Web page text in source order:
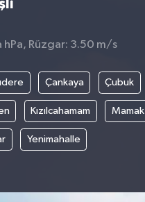
hPa, Rüzgar: 3.50 m/s
Çankaya Çubuk
Kızılcahamam Mamak
Yenimahalle